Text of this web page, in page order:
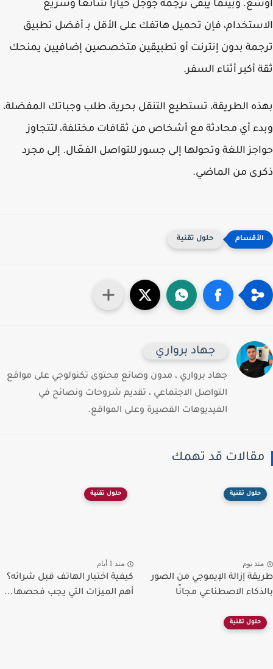
وبينما يبقىترجمة جوجلخيارًا شائعًا وسريع
فإن تحميل هاتفك على الأقل بـأفضل تطبيق
بدون إنترنتأو تطبيقين متخصصين إضافيين يمنحك
أكبر أثناء السفر.
الطريقة، تستطيع التنقل بحرية، طلب وجباتك المفضلة،
أي محادثة مع أشخاص من ثقافات مختلفة، لتتجاوز
اللغة وتحولها إلى جسور للتواصل الفعّال. إلى مجرد
من الماضي.
حلول تقنية
جهاد برواري
جهاد برواري ، مدون وصانع محتوى تكنولوجي على مواقع
التواصل الاجتماعي ، تقديم شروحات ونصائح في
الفيديوهات القصيرة وعلى المواقع.
قد تهمك
حلول تقنية
يوم
إزالة الإيموجي من الصور
الاصطناعي مجانًا
حلول تقنية
منذ 1 أيام
كيفية اختبار الهاتف قبل شرائه؟
أهم الميزات التي يجب فحصها...
حلول تقنية